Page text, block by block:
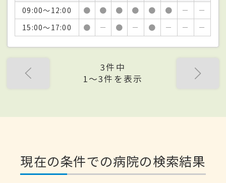
09:00～12:00
● ● ● ● ● ● －
－
15:00～17:00
● － ● － ● － － －
3件中
1〜3件を表示
現在の条件での病院の検索結果